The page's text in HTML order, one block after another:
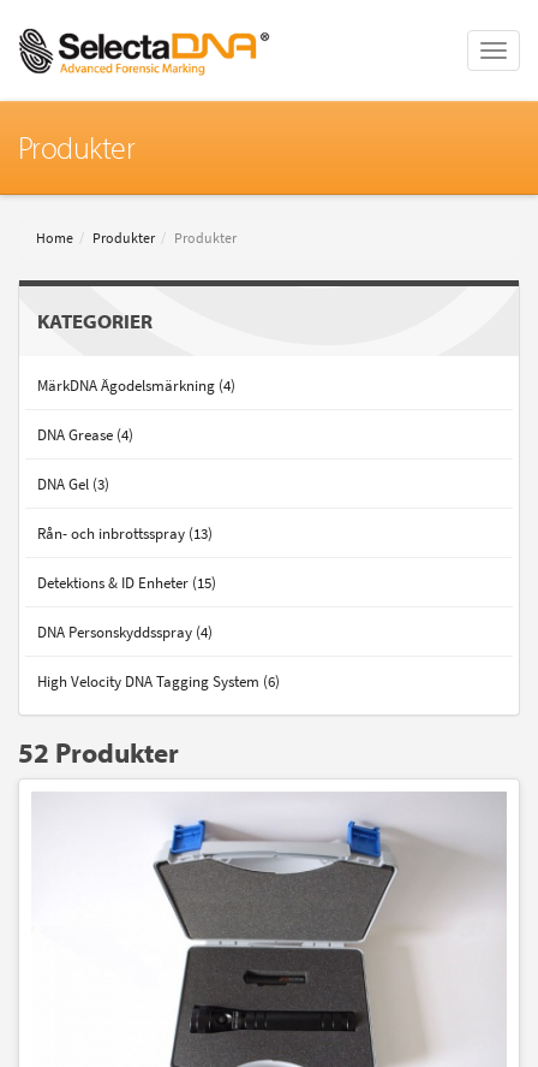
Toggle
Produkter
Home Produkter Produkter
KATEGORIER
MärkDNA Ägodelsmärkning (4)
DNA Grease (4)
DNA Gel (3)
Rån- och inbrottsspray (13)
Detektions & ID Enheter (15)
DNA Personskyddsspray (4)
High Velocity DNA Tagging System (6)
52 Produkter